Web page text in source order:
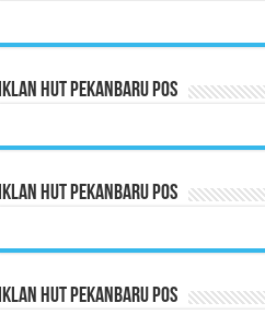
Iklan HUT Pekanbaru Pos
Iklan HUT Pekanbaru Pos
Iklan HUT Pekanbaru Pos